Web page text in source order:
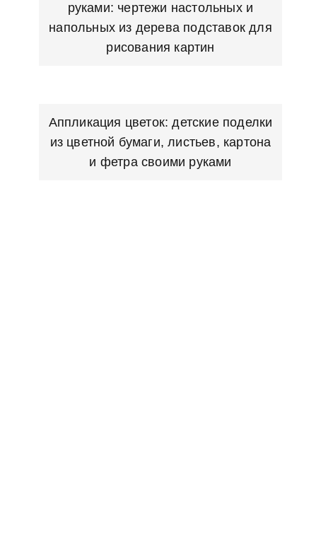
руками: чертежи настольных и
напольных из дерева подставок для
рисования картин
Аппликация цветок: детские поделки
из цветной бумаги, листьев, картона
и фетра своими руками